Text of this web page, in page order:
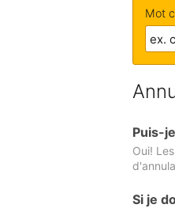
Mot
Puis-
Oui!
Si je